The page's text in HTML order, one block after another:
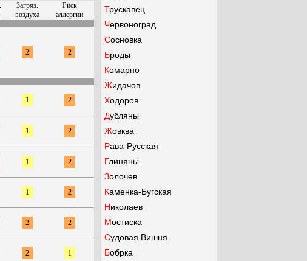
Загряз.
воздуха
Риск
аллергии
2 2
1 2
1 2
1 2
1 2
2 2
2 1
Трускавец
Червоноград
Сосновка
Броды
Комарно
Жидачов
Ходоров
Дубляны
Жовква
Рава-Русская
Глиняны
Золочев
Каменка-Бугская
Николаев
Мостиска
Судовая Вишня
Бобрка